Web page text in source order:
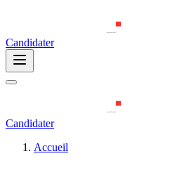
Candidater
Candidater
Accueil